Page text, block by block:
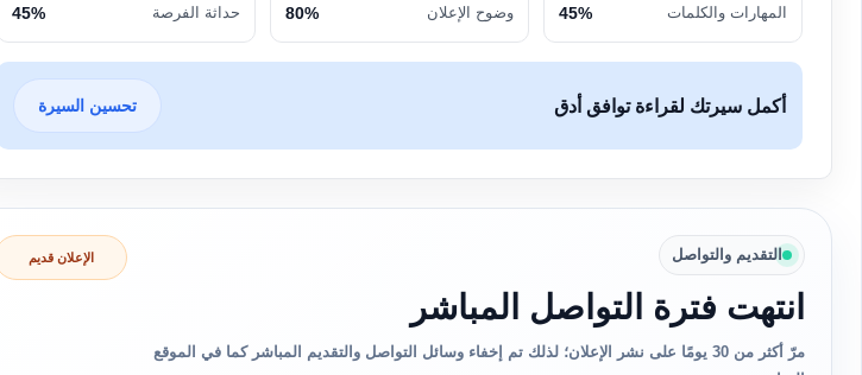
المهارات والكلمات 45% وضوح الإعلان 80% حداثة الفرصة 45%
أكمل سيرتك لقراءة توافق أدق تحسين السيرة
التقديم والتواصل
انتهت فترة التواصل المباشر
مرّ أكثر من 30 يومًا على نشر الإعلان؛ لذلك تم إخفاء وسائل التواصل والتقديم المباشر كما في الموقع
الإعلان قديم